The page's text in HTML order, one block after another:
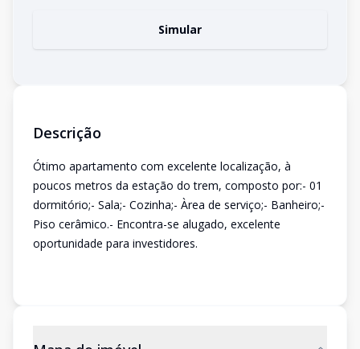
Simular
Descrição
Ótimo apartamento com excelente localização, à
poucos metros da estação do trem, composto por:- 01
dormitório;- Sala;- Cozinha;- Àrea de serviço;- Banheiro;-
Piso cerâmico.- Encontra-se alugado, excelente
oportunidade para investidores.